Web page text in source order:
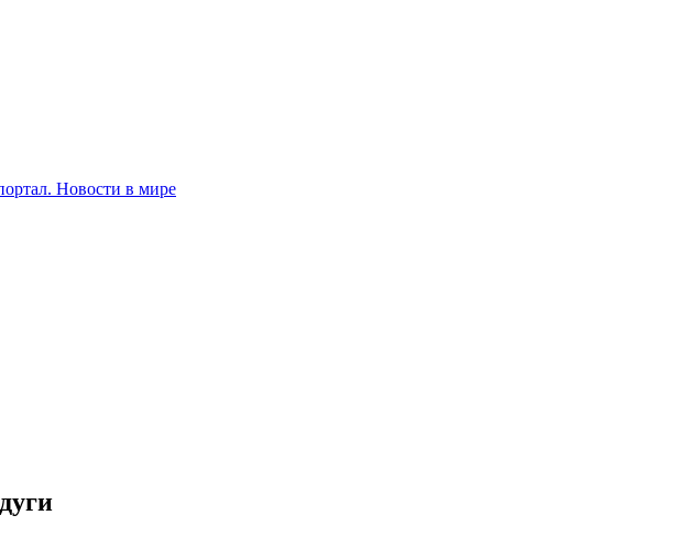
Новости в мире